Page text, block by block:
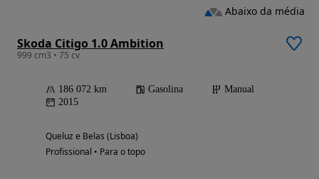
Skoda Citigo 1.0 Ambition
999 cm3 • 75 cv
186 072 km Gasolina
Manual
2015
Queluz e Belas (Lisboa)
Profissional • Para o topo
Abaixo da média